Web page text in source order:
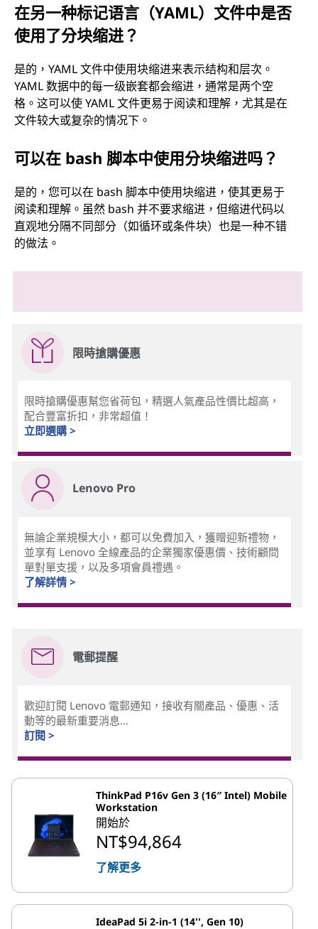
在另一种标记语言（YAML）文件中是否
使用了分块缩进？
是的，YAML 文件中使用块缩进来表示结构和层次。
YAML 数据中的每一级嵌套都会缩进，通常是两个空
格。这可以使 YAML 文件更易于阅读和理解，尤其是在
文件较大或复杂的情况下。
可以在 bash 脚本中使用分块缩进吗？
是的，您可以在 bash 脚本中使用块缩进，使其更易于
阅读和理解。虽然 bash 并不要求缩进，但缩进代码以
直观地分隔不同部分（如循环或条件块）也是一种不错
的做法。
限時搶購優惠
限時搶購優惠幫您省荷包，精選人氣產品性價比超高，
配合豐富折扣，非常超值！
立即選購 >
Lenovo Pro
無論企業規模大小，都可以免費加入，獲贈迎新禮物，
並享有 Lenovo 全線產品的企業獨家優惠價、技術顧問
單對單支援，以及多項會員禮遇。
了解詳情 >
電郵提醒
歡迎訂閱 Lenovo 電郵通知，接收有關產品、優惠、活
動等的最新重要消息...
訂閱 >
ThinkPad P16v Gen 3 (16″ Intel) Mobile
Workstation
開始於
NT$94,864
了解更多
IdeaPad 5i 2-in-1 (14'', Gen 10)